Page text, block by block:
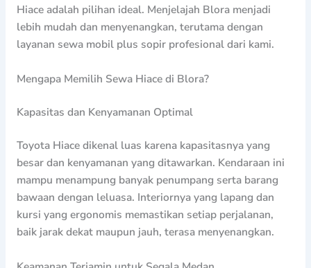
Hiace adalah pilihan ideal. Menjelajah Blora menjadi
lebih mudah dan menyenangkan, terutama dengan
layanan sewa mobil plus sopir profesional dari kami.
Mengapa Memilih Sewa Hiace di Blora?
Kapasitas dan Kenyamanan Optimal
Toyota Hiace dikenal luas karena kapasitasnya yang
besar dan kenyamanan yang ditawarkan. Kendaraan ini
mampu menampung banyak penumpang serta barang
bawaan dengan leluasa. Interiornya yang lapang dan
kursi yang ergonomis memastikan setiap perjalanan,
baik jarak dekat maupun jauh, terasa menyenangkan.